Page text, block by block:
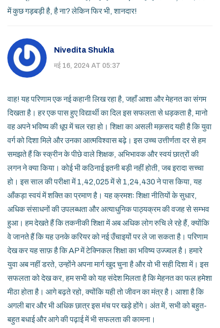
में कुछ गड़बड़ी है, है ना? लेकिन फिर भी, शानदार!
Nivedita Shukla
मई 16, 2024 AT 05:37
वाह! यह परिणाम एक नई कहानी लिख रहा है, जहाँ आशा और मेहनत का संगम
दिखता है। हर एक पास हुए विद्यार्थी का दिल इस सफलता से धड़कता है, मानो
वह अपने भविष्य की धूप में चल रहा हो। शिक्षा का असली मक़सद यही है कि युवा
वर्ग को दिशा मिले और उनका आत्मविश्वास बढ़े। इस उच्च उत्तीर्णता दर से हम
समझते हैं कि स्क्रीन के पीछे वाले शिक्षक, अभिभावक और स्वयं छात्रों की
लगन ने क्या किया। कोई भी कठिनाई इतनी बड़ी नहीं होती, जब इरादा सच्चा
हो। इस साल की परीक्षा में 1,42,025 में से 1,24,430 ने पास किया, यह
आँकड़ा स्वयं में शक्ति का प्रमाण है। यह क्रमशः शिक्षा नीतियों के सुधार,
अधिक संसाधनों की उपलब्धता और अत्याधुनिक पाठ्यक्रम की वजह से सम्भव
हुआ। हम देखते हैं कि तकनीकी शिक्षा में अब अधिक लोग रुचि ले रहे हैं, क्योंकि
वे जानते हैं कि यह उनके करियर को नई उँचाइयों पर ले जा सकता है। परिणाम
देख कर यह साफ़ है कि AP में टेक्निकल शिक्षा का भविष्य उज्ज्वल है। हमारे
युवा अब नहीं डरते, उन्होंने अपना मार्ग खुद चुना है और वो भी सही दिशा में। इस
सफलता को देख कर, हम सभी को यह संदेश मिलता है कि मेहनत का फल हमेशा
मीठा होता है। आगे बढ़ते रहो, क्योंकि यही तो जीवन का मंत्र है। आशा है कि
अगली बार और भी अधिक छात्र इस मंच पर खड़े होंगे। अंत में, सभी को बहुत-
बहुत बधाई और आगे की पढ़ाई में भी सफलता की कामना।